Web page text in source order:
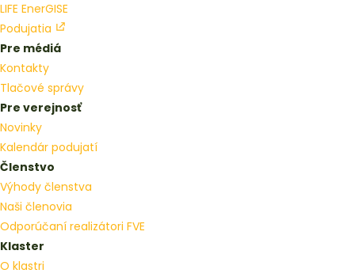
LIFE EnerGISE
Podujatia
Pre médiá
Kontakty
Tlačové správy
Pre verejnosť
Novinky
Kalendár podujatí
Členstvo
Výhody členstva
Naši členovia
Odporúčaní realizátori FVE
Klaster
O klastri